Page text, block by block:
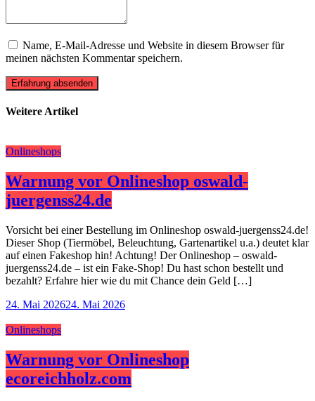
Name, E-Mail-Adresse und Website in diesem Browser für
meinen nächsten Kommentar speichern.
Erfahrung absenden
Weitere Artikel
Onlineshops
Warnung vor Onlineshop oswald-
juergenss24.de
Vorsicht bei einer Bestellung im Onlineshop oswald-juergenss24.de!
Dieser Shop (Tiermöbel, Beleuchtung, Gartenartikel u.a.) deutet klar
auf einen Fakeshop hin! Achtung! Der Onlineshop – oswald-
juergenss24.de – ist ein Fake-Shop! Du hast schon bestellt und
bezahlt? Erfahre hier wie du mit Chance dein Geld […]
24. Mai 202624. Mai 2026
Onlineshops
Warnung vor Onlineshop
ecoreichholz.com